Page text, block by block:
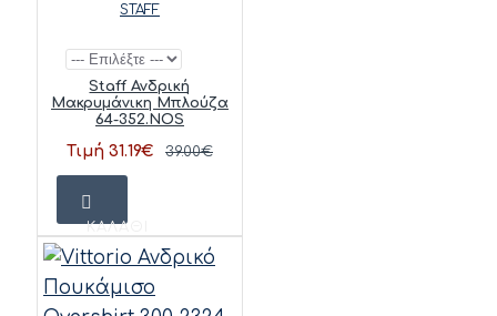
STAFF
Staff Ανδρική
Μακρυμάνικη Μπλούζα
64-352.NOS
Τιμή 31.19€ 39.00€
ΚΑΛΆΘΙ